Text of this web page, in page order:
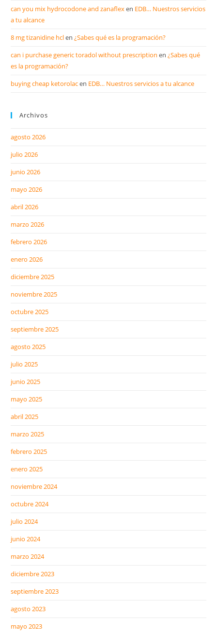
can you mix hydrocodone and zanaflexen EDB… Nuestros servicios
a tu alcance
8 mg tizanidine hclen¿Sabes qué es la programación?
can i purchase generic toradol without prescription en¿Sabes qué
es la programación?
buying cheap ketorolacen EDB… Nuestros servicios a tu alcance
Archivos
agosto 2026
julio 2026
junio 2026
mayo 2026
abril 2026
marzo 2026
febrero 2026
enero 2026
diciembre 2025
noviembre 2025
octubre 2025
septiembre 2025
agosto 2025
julio 2025
junio 2025
mayo 2025
abril 2025
marzo 2025
febrero 2025
enero 2025
noviembre 2024
octubre 2024
julio 2024
junio 2024
marzo 2024
diciembre 2023
septiembre 2023
agosto 2023
mayo 2023